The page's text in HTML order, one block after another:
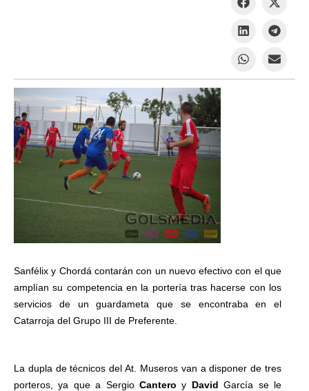
Sanfélix y Chordá contarán con un nuevo efectivo con el que
amplían su competencia en la portería tras hacerse con los
servicios de un guardameta que se encontraba en el
Catarroja del Grupo III de Preferente.
La dupla de técnicos del At. Museros van a disponer de tres
porteros, ya que a Sergio Canteroy DavidGarcía se le